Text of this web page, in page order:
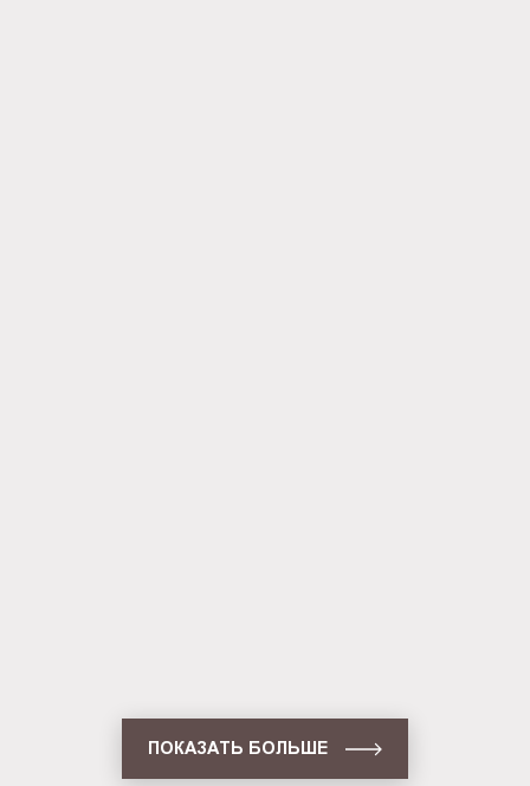
ПОКАЗАТЬ БОЛЬШЕ